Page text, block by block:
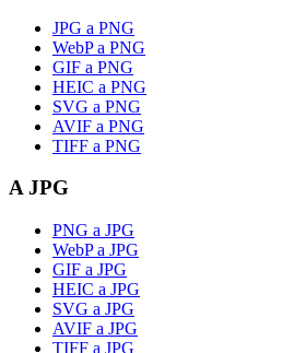
JPG a PNG
WebP a PNG
GIF a PNG
HEIC a PNG
SVG a PNG
AVIF a PNG
TIFF a PNG
A JPG
PNG a JPG
WebP a JPG
GIF a JPG
HEIC a JPG
SVG a JPG
AVIF a JPG
TIFF a JPG